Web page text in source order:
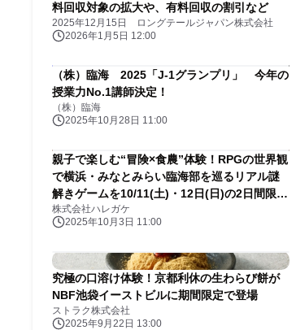
料回収対象の拡大や、有料回収の割引など
2025年12月15日 ロングテールジャパン株式会社
2026年1月5日 12:00
（株）臨海 2025「J-1グランプリ」 今年の
授業力No.1講師決定！
（株）臨海
2025年10月28日 11:00
親子で楽しむ“冒険×食農”体験！RPGの世界観
で横浜・みなとみらい臨海部を巡るリアル謎
解きゲームを10/11(土)・12日(日)の2日間限定
で開催
株式会社ハレガケ
2025年10月3日 11:00
究極の口溶け体験！京都利休の生わらび餅が
NBF池袋イーストビルに期間限定で登場
ストラク株式会社
2025年9月22日 13:00